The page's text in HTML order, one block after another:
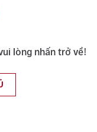
lòng nhấn trở về!